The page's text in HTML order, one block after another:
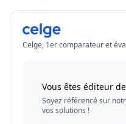
Celge, 1er comparateur et
Vous êtes éditeur
Soyez référencé sur
vos solutions !